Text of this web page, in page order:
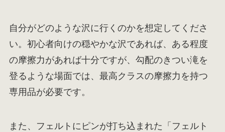
自分がどのような沢に行くのかを想定してくださ
い。初心者向けの穏やかな沢であれば、ある程度
の摩擦力があれば十分ですが、勾配のきつい滝を
登るような場面では、最高クラスの摩擦力を持つ
専用品が必要です。
また、フェルトにピンが打ち込まれた「フェルト